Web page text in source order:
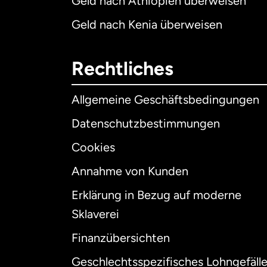
Geld nach Kenia überweisen
Rechtliches
Allgemeine Geschäftsbedingungen
Datenschutzbestimmungen
Cookies
Annahme von Kunden
Erklärung in Bezug auf moderne
Sklaverei
Finanzübersichten
Geschlechtsspezifisches Lohngefälle